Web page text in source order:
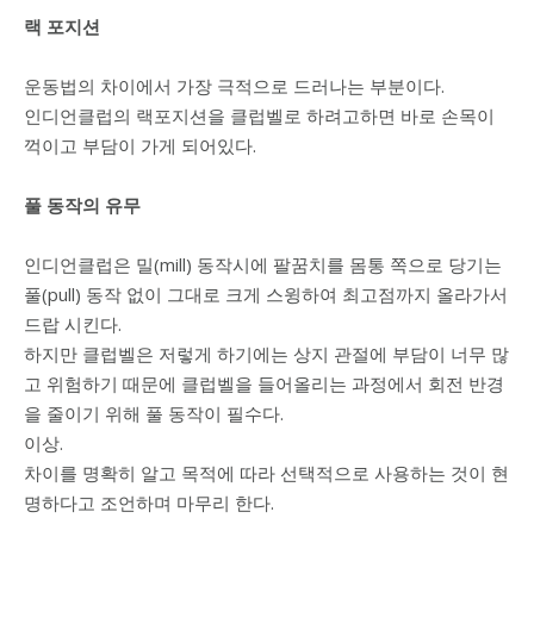
랙 포지션
운동법의 차이에서 가장 극적으로 드러나는 부분이다.
인디언클럽의 랙포지션을 클럽벨로 하려고하면 바로 손목이
꺽이고 부담이 가게 되어있다.
풀 동작의 유무
인디언클럽은 밀(mill) 동작시에 팔꿈치를 몸통 쪽으로 당기는
풀(pull) 동작 없이 그대로 크게 스윙하여 최고점까지 올라가서
드랍 시킨다.
하지만 클럽벨은 저렇게 하기에는 상지 관절에 부담이 너무 많
고 위험하기 때문에 클럽벨을 들어올리는 과정에서 회전 반경
을 줄이기 위해 풀 동작이 필수다.
이상.
차이를 명확히 알고 목적에 따라 선택적으로 사용하는 것이 현
명하다고 조언하며 마무리 한다.